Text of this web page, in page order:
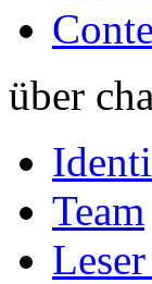
über
Team